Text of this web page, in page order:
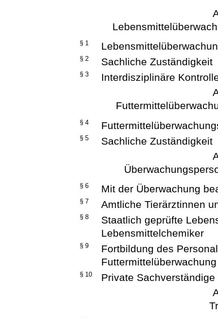
§ 1
§ 2 Sachliche Zuständigkeit
§ 3
Interdisziplinäre
§ 4
§ 5
Sachliche Zuständigkeit
§ 6 Mit der Überwachung
§ 7 Amtliche Tierärztinnen
§ 8
Staatlich geprüfte
Lebensmittelchemiker
§ 9
Fortbildung des
Futtermittelüberwachung
§ 10
Private Sachverständige